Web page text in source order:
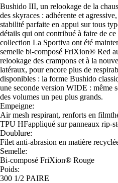
Bushido III, un relookage de la
des skyraces : adhérente et
stabilité parfaite en appui sur tous
détails qui ont contribué à faire de
collection La Sportiva ont été
semelle bi-composé FriXion® Red
relookage des crampons et à la
latéraux, pour encore plus de
disponibles : la forme Bushido
une seconde version WIDE : même
des volumes un peu plus grands.
Empeigne:
Air mesh respirant, renforts en
TPU HFappliqué sur panneaux rip-
Doublure:
Filet anti-abrasion en matière
Semelle:
Bi-composé FriXion® Rouge
Poids:
300 1/2 PAIRE